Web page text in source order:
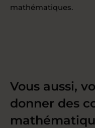
mathématiques.
Vous aussi,
donner des